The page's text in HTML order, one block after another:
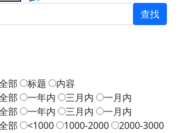
查找
部 标题
内容
部 一年内 三月内
一月内
部 一年内 三月内
一月内
部 <1000 1000-2000
2000-3000